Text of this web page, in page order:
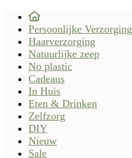
Persoonlijke Verzorging
Haarverzorging
Natuurlijke zeep
No plastic
Cadeaus
In Huis
Eten & Drinken
Zelfzorg
DIY
Nieuw
Sale